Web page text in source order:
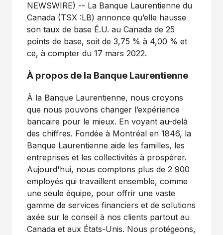
NEWSWIRE) -- La Banque Laurentienne du
Canada (TSX :LB) annonce qu’elle hausse
son taux de base É.U. au Canada de 25
points de base, soit de 3,75 % à 4,00 % et
ce, à compter du 17 mars 2022.
À propos de la Banque Laurentienne
À la Banque Laurentienne, nous croyons
que nous pouvons changer l’expérience
bancaire pour le mieux. En voyant au-delà
des chiffres. Fondée à Montréal en 1846, la
Banque Laurentienne aide les familles, les
entreprises et les collectivités à prospérer.
Aujourd'hui, nous comptons plus de 2 900
employés qui travaillent ensemble, comme
une seule équipe, pour offrir une vaste
gamme de services financiers et de solutions
axée sur le conseil à nos clients partout au
Canada et aux États-Unis. Nous protégeons,